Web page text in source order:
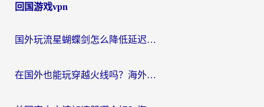
回国游戏vpn
国外玩流星蝴蝶剑怎么降低延迟？海外党必看的加速秘籍（含欧洲鸣潮&彩虹岛优化攻略）
在国外也能玩穿越火线吗？海外玩家国服游戏畅玩终极指南